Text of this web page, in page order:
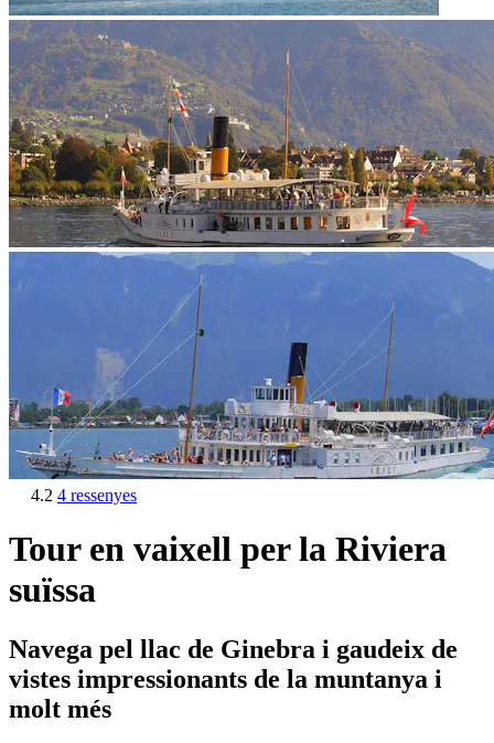
4.2 4 ressenyes
Tour en vaixell per la Riviera
suïssa
Navega pel llac de Ginebra i gaudeix de
vistes impressionants de la muntanya i
molt més